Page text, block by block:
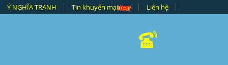
Ý NGHĨA TRANH Tin khuyến mại Liên hệ